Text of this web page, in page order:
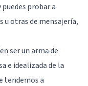
probar a
u otras de mensajería,
ser un arma de
e idealizada de la
tendemos a